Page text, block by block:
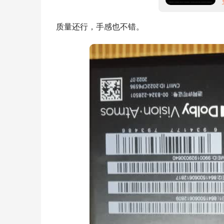
质量还行，手感也不错。